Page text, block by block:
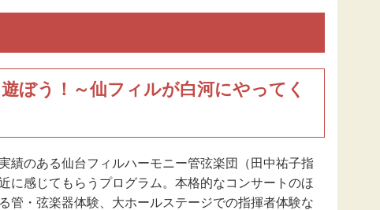
ぼう！～仙フィルが白河にやってく
績のある仙台フィルハーモニー管弦楽団（田中祐子指
に感じてもらうプログラム。本格的なコンサートのほ
管・弦楽器体験、大ホールステージでの指揮者体験な